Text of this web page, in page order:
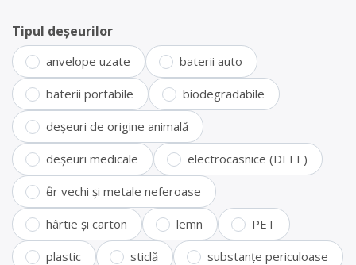
Tipul deșeurilor
anvelope uzate baterii auto
baterii portabile biodegradabile
deșeuri de origine animală
deșeuri medicale electrocasnice (DEEE)
fier vechi și metale neferoase
hârtie și carton lemn PET
plastic sticlă substanțe periculoase